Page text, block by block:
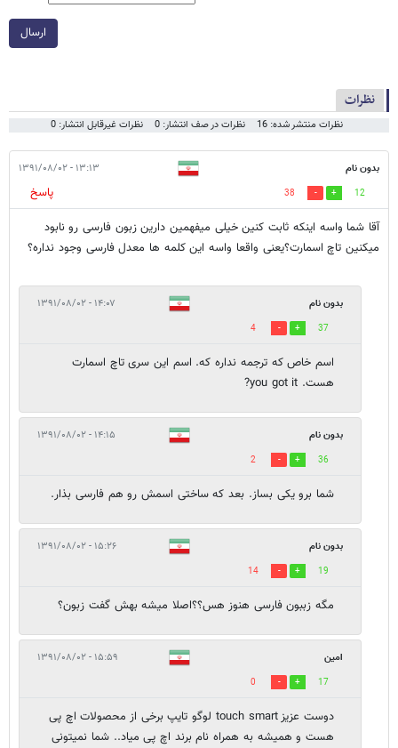
ارسال
نظرات
نظرات منتشر شده: 16 نظرات در صف انتشار: 0 نظرات غیرقابل انتشار: 0
بدون نام ۱۳:۱۳ - ۱۳۹۱/۰۸/۰۲
12
38
پاسخ
آقا شما واسه اینکه ثابت کنین خیلی میفهمین دارین زبون فارسی رو نابود
میکنین تاچ اسمارت؟یعنی واقعا واسه این کلمه ها معدل فارسی وجود نداره؟
بدون نام ۱۴:۰۷ - ۱۳۹۱/۰۸/۰۲
37
4
اسم خاص که ترجمه نداره که. اسم این سری تاچ اسمارت
هست. you got it?
بدون نام ۱۴:۱۵ - ۱۳۹۱/۰۸/۰۲
36
2
شما برو یکی بساز. بعد که ساختی اسمش رو هم فارسی بذار.
بدون نام ۱۵:۲۶ - ۱۳۹۱/۰۸/۰۲
19
14
مگه زببون فارسی هنوز هس؟؟اصلا میشه بهش گفت زبون؟
امین ۱۵:۵۹ - ۱۳۹۱/۰۸/۰۲
17
0
دوست عزیز touch smart لوگو تایپ برخی از محصولات اچ پی
هست و همیشه به همراه نام برند اچ پی میاد.. شما نمیتونی